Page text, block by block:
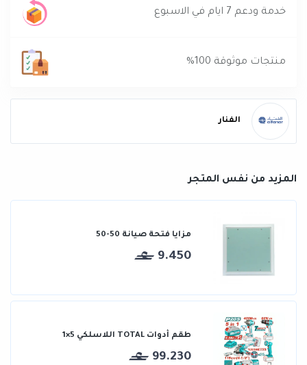
خدمة ودعم 7 ايام في الاسبوع
منتجات موثوقة 100%
الفنار
المزيد من نفس المتجر
مزايا فتحة صيانة 50-50
9.450
طقم أدوات TOTAL اللاسلكي 5×1
99.230